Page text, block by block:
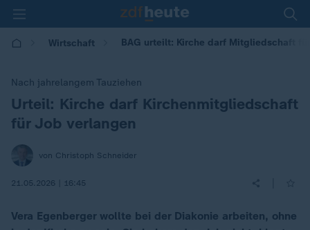
Wirtschaft BAG urteilt: Kirche darf Mitgliedschaft
Nach jahrelangem Tauziehen
:Urteil: Kirche darf Kirchenmitgliedschaft
für Job verlangen
von Christoph Schneider
21.05.2026 | 16:45
Vera Egenberger wollte bei der Diakonie arbeiten, ohne